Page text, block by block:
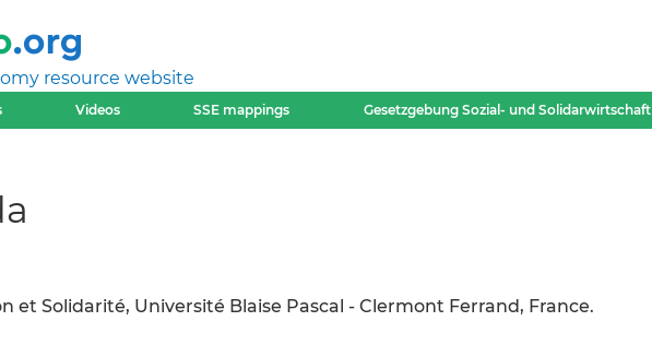
resource website
Videos SSE mappings Gesetzgebung Sozial- und Solidarwirtschaft
et Solidarité, Université Blaise Pascal - Clermont Ferrand, France.